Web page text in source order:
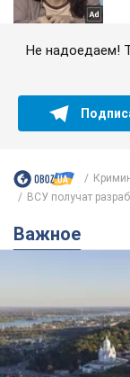
Не надоедаем!
ВСУ получат
Важное